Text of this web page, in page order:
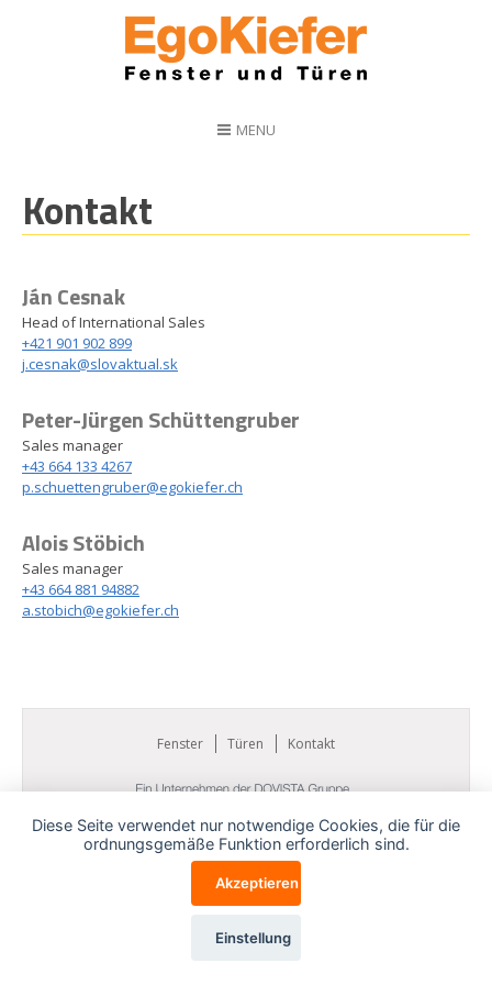
MENU
Kontakt
Ján Cesnak
Head of International Sales
+421 901 902 899
j.cesnak@slovaktual.sk
Peter-Jürgen Schüttengruber
Sales manager
+43 664 133 4267
p.schuettengruber@egokiefer.ch
Alois Stöbich
Sales manager
+43 664 881 94882
a.stobich@egokiefer.ch
Fenster Türen Kontakt
Diese Seite verwendet nur notwendige Cookies, die für die
ordnungsgemäße Funktion erforderlich sind.
Akzeptieren
Einstellung